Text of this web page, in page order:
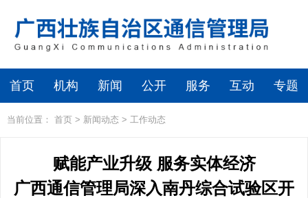
首页 机构 新闻 公开 服务 互动 专题
当前位置： 首页 > 新闻动态 > 工作动态
赋能产业升级 服务实体经济
广西通信管理局深入南丹综合试验区开